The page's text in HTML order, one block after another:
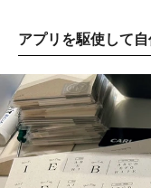
アプリを駆使して